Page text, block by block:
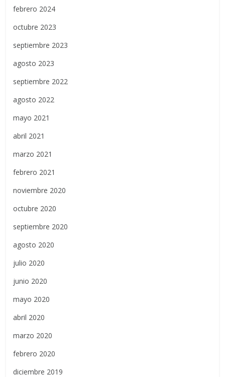
febrero 2024
octubre 2023
septiembre 2023
agosto 2023
septiembre 2022
agosto 2022
mayo 2021
abril 2021
marzo 2021
febrero 2021
noviembre 2020
octubre 2020
septiembre 2020
agosto 2020
julio 2020
junio 2020
mayo 2020
abril 2020
marzo 2020
febrero 2020
diciembre 2019